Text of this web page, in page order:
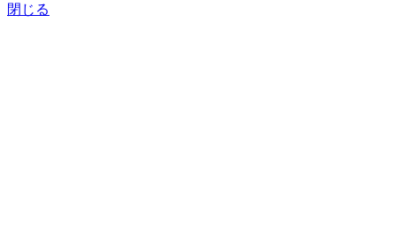
閉じる